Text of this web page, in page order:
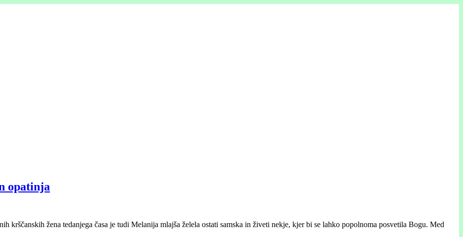
opatinja
krščanskih žena tedanjega časa je tudi Melanija mlajša želela ostati samska in živeti nekje, kjer bi se lahko popolnoma posvetila Bogu. Med